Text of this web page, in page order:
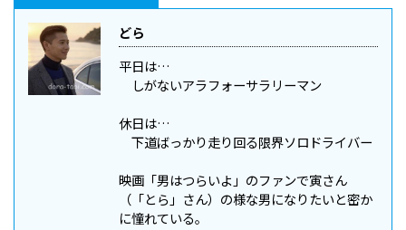
どら
平日は…
しがないアラフォーサラリーマン
休日は…
下道ばっかり走り回る限界ソロドライバー
映画「男はつらいよ」のファンで寅さん
（「とら」さん）の様な男になりたいと密か
に憧れている。